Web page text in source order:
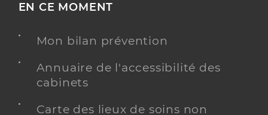
EN CE MOMENT
Mon bilan prévention
Annuaire de l'accessibilité des
cabinets
Carte des lieux de soins non